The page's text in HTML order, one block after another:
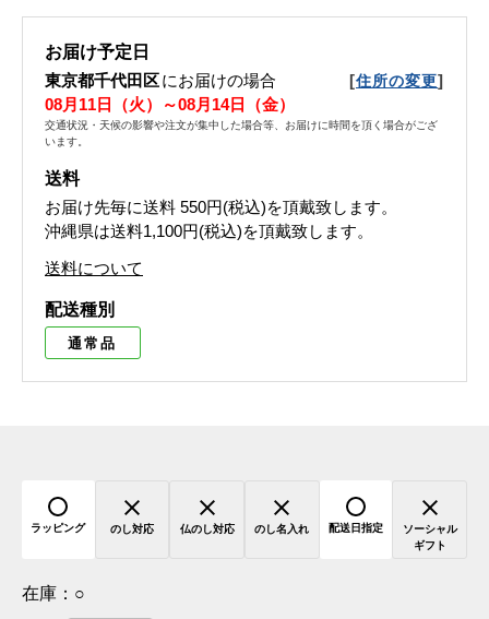
お届け予定日
東京都千代田区にお届けの場合 [住所の変更]
08月11日（火）～08月14日（金）
交通状況・天候の影響や注文が集中した場合等、お届けに時間を頂く場合がござ
います。
送料
お届け先毎に送料 550円(税込)を頂戴致します。
沖縄県は送料1,100円(税込)を頂戴致します。
送料について
配送種別
通常品
ラッピング のし対応 仏のし対応 のし名入れ 配送日指定
ソーシャル
ギフト
在庫： ○